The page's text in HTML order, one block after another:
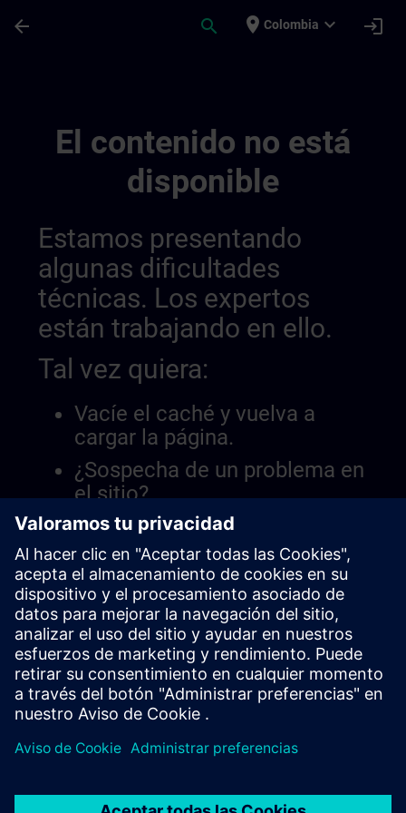
arrow_back search place Colombia expand_more login
El contenido no está
disponible
Estamos presentando
algunas dificultades
técnicas. Los expertos
están trabajando en ello.
Tal vez quiera:
Vacíe el caché y vuelva a
cargar la página.
¿Sospecha de un problema en
el sitio?